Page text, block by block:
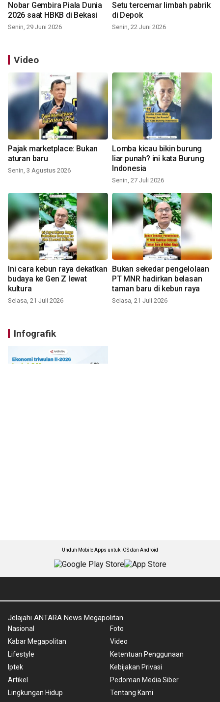
Nobar Gembira Piala Dunia
2026 saat HBKB di Bekasi
Senin, 29 Juni 2026
Setu tercemar limbah pabrik
di Depok
Senin, 22 Juni 2026
Video
Pajak marketplace: Bukan
aturan baru
Senin, 3 Agustus 2026
Lomba kicau bikin burung
liar punah? ini kata Burung
Indonesia
Senin, 27 Juli 2026
Ini cara kebun raya dekatkan
budaya ke Gen Z lewat
kultura
Selasa, 21 Juli 2026
Bukan sekedar pengelolaan
PT MNR hadirkan belasan
taman baru di kebun raya
Selasa, 21 Juli 2026
Infografik
Unduh Mobile Apps untuk iOS dan Android
Jelajahi ANTARA News Megapolitan
Nasional
Kabar Megapolitan
Lifestyle
Iptek
Artikel
Lingkungan Hidup
Foto
Video
Ketentuan Penggunaan
Kebijakan Privasi
Pedoman Media Siber
Tentang Kami